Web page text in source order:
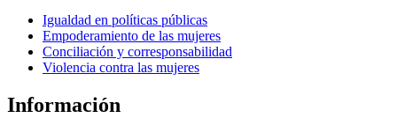
Igualdad en políticas públicas
Empoderamiento de las mujeres
Conciliación y corresponsabilidad
Violencia contra las mujeres
Información